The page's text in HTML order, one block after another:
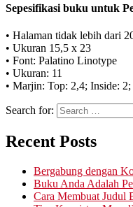
Sepesifikasi buku untuk
• Halaman tidak lebih dari
• Ukuran 15,5 x 23
• Font: Palatino Linotype
• Ukuran: 11
• Marjin: Top: 2,4; Inside:
Search for:
Recent Posts
Bergabung dengan
Buku Anda Adalah
Cara Membuat Judul